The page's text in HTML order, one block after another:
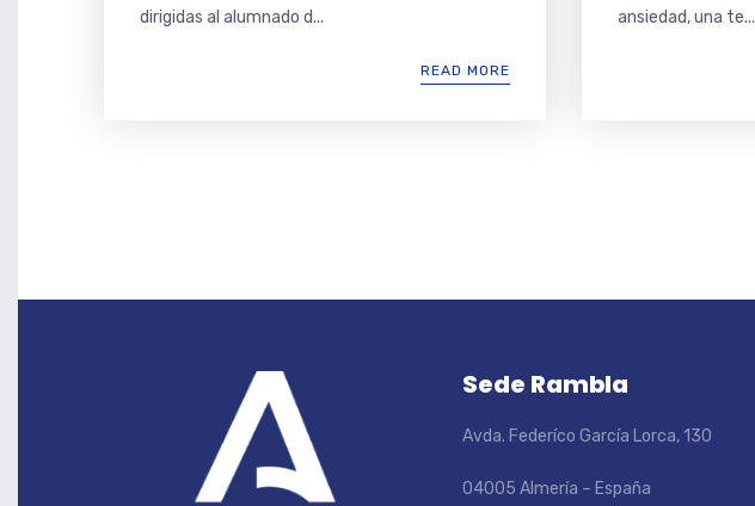
dirigidas al alumnado d...
READ MORE
ansiedad, una te...
Sede Rambla
Avda. Federíco García Lorca, 130
04005 Almería – España